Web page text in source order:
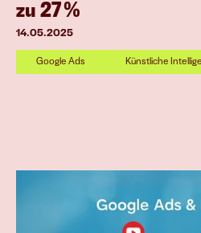
zu 27 %
14.05.2025
Google Ads Künstliche